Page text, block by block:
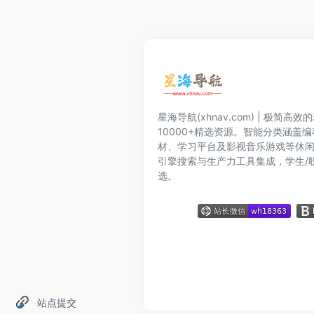
站点提交
星海导航(xhnav.com) | 极简高效
10000+精选资源。智能分类涵盖
材、学习平台及影视音乐游戏等休
引擎搜索与生产力工具集成，学生/
选。